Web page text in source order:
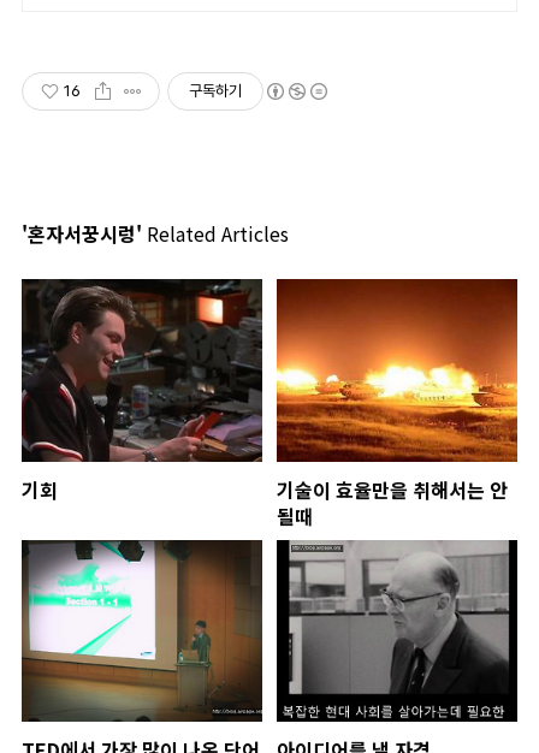
16 구독하기
'혼자서꿍시렁' Related Articles
기회
기술이 효율만을 취해서는 안
될때